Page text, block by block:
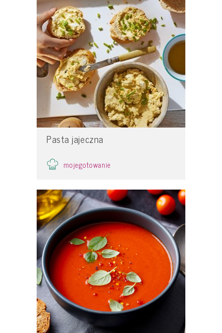
Pasta jajeczna
mojegotowanie